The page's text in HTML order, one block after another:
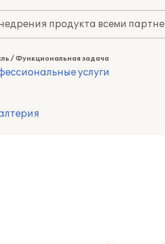
продукта всеми
/ Функциональная задача
услуги